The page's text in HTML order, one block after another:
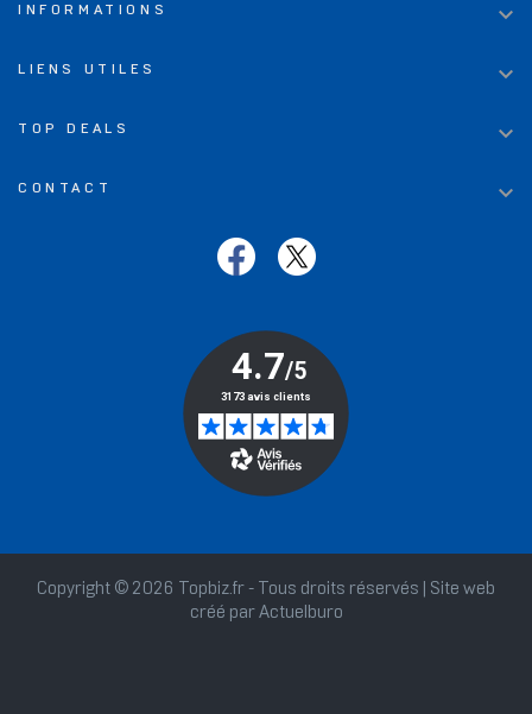
INFORMATIONS 
LIENS UTILES 
TOP DEALS 
CONTACT 
Copyright © 2026 Topbiz.fr - Tous droits réservés | Site web
créé par Actuelburo